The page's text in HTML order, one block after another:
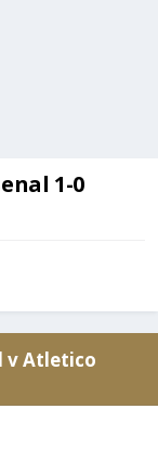
1-0
v Atletico